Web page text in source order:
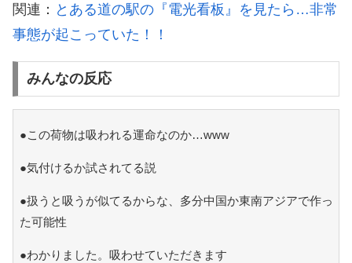
関連： とある道の駅の『電光看板』を見たら…非常
事態が起こっていた！！
みんなの反応
●この荷物は吸われる運命なのか…www
●気付けるか試されてる説
●扱うと吸うが似てるからな、多分中国か東南アジアで作っ
た可能性
●わかりました。吸わせていただきます